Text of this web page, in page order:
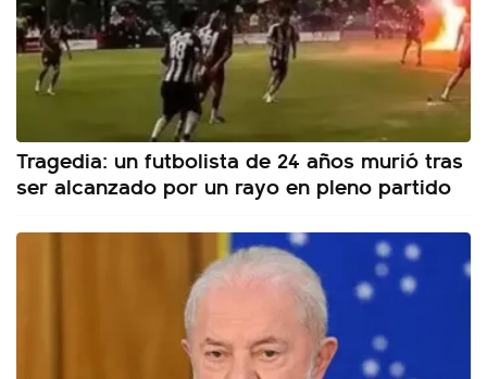
Tragedia: un futbolista de 24 años murió tras
ser alcanzado por un rayo en pleno partido